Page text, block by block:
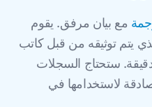
مع بيان مرفق. يقوم
يتم توثيقه من قبل كاتب
دقيقة. ستحتاج السجلات
لاستخدامها في